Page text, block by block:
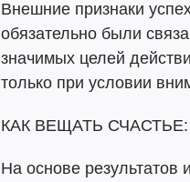
Внешние признаки
обязательно были
значимых целей
только при условии
КАК ВЕЩАТЬ
На основе результатов